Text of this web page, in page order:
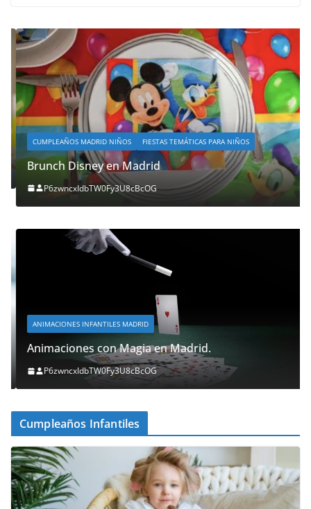
CUMPLEAÑOS MADRID NIÑOS FIESTAS TEMÁTICAS PARA NIÑOS
Brunch Disney en Madrid
P6zwncxIdbTW0Fy3U8cBcOG
ANIMACIONES INFANTILES MADRID
Animaciones con Magia en Madrid.
P6zwncxIdbTW0Fy3U8cBcOG
Cumpleaños Infantiles